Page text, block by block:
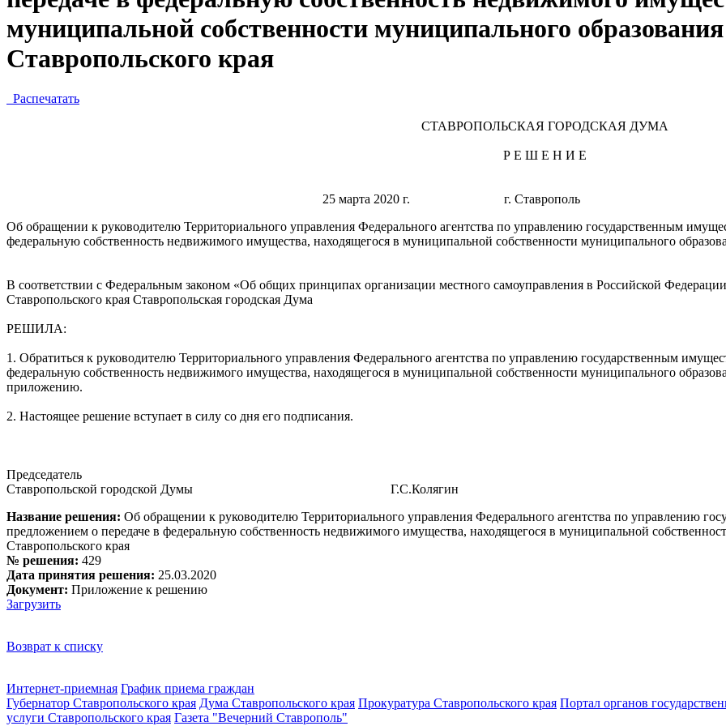
муниципальной собственности муниципального
Ставропольского края
Распечатать
СТАВРОПОЛЬСКАЯ ГОРОДСКАЯ ДУМА
Р Е Ш Е Н И Е
25 марта 2020 г. г. Ставрополь №
Об обращении к руководителю Территориального управления Федерального агентства по управлению государственным
федеральную собственность недвижимого имущества, находящегося в муниципальной собственности муниципального
В соответствии с Федеральным законом «Об общих принципах организации местного самоуправления в Российской
Ставропольского края Ставропольская городская Дума
РЕШИЛА:
1. Обратиться к руководителю Территориального управления Федерального агентства по управлению государственным
федеральную собственность недвижимого имущества, находящегося в муниципальной собственности муниципального
приложению.
2. Настоящее решение вступает в силу со дня его подписания.
Председатель
Ставропольской городской Думы Г.С.Колягин
Название решения: Об обращении к руководителю Территориального управления Федерального агентства по управлению
предложением о передаче в федеральную собственность недвижимого имущества, находящегося в муниципальной
Ставропольского края
№ решения: 429
Дата принятия решения: 25.03.2020
Документ: Приложение к решению
Загрузить
Возврат к списку
Интернет-приемная График приема граждан
Губернатор Ставропольского края Дума Ставропольского края Прокуратура Ставропольского края Портал органов
услуги Ставропольского края Газета "Вечерний Ставрополь"